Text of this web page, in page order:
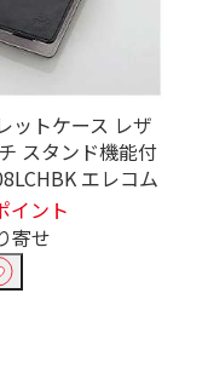
ットケース レザ
スタンド機能付
エレコム
イント
寄せ